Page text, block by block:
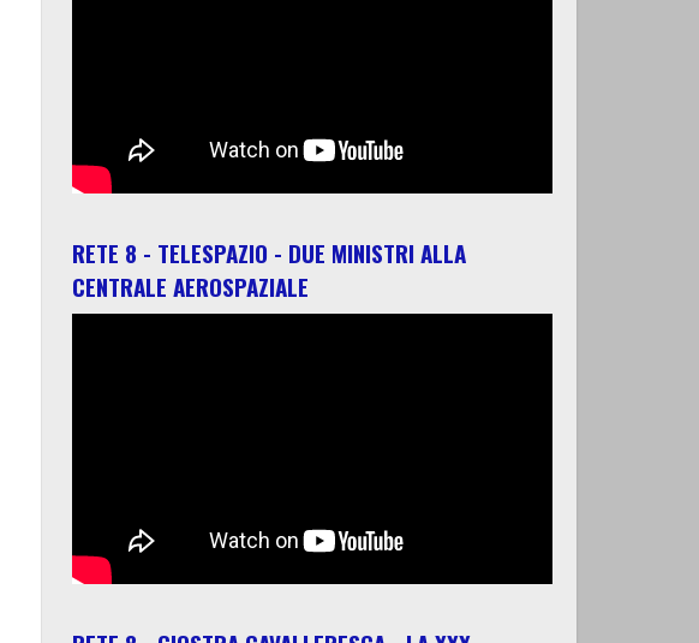
RETE 8 - TELESPAZIO - DUE MINISTRI ALLA
CENTRALE AEROSPAZIALE